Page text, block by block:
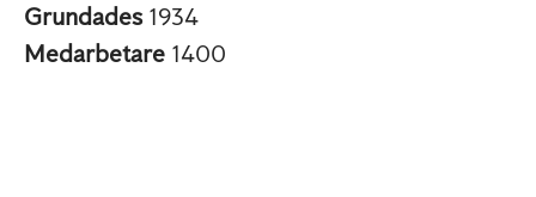
Grundades 1934
Medarbetare 1400